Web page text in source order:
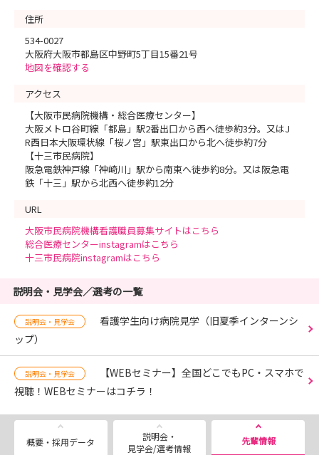
住所
534-0027
大阪府大阪市都島区中野町5丁目15番21号
地図を確認する
アクセス
【大阪市民病院機構・総合医療センター】
大阪メトロ谷町線「都島」駅2番出口から西へ徒歩約3分。又はJ
R西日本大阪環状線「桜ノ宮」駅東出口から北へ徒歩約7分
【十三市民病院】
阪急電鉄神戸線「神崎川」駅から南東へ徒歩約8分。又は阪急電
鉄「十三」駅から北西へ徒歩約12分
URL
大阪市民病院機構看護職員募集サイトはこちら
総合医療センターinstagramはこちら
十三市民病院instagramはこちら
説明会・見学会／選考の一覧
説明会・見学会
看護学生向け病院見学（旧夏季インターンシ
ップ）
説明会・見学会
【WEBセミナー】全国どこでもPC・スマホで
視聴！WEBセミナーはコチラ！
概要・採用データ
説明会・
見学会/選考情報
先輩情報